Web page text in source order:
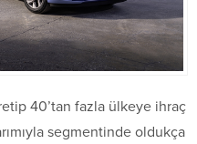
40’tan fazla ülkeye ihraç
segmentinde oldukça